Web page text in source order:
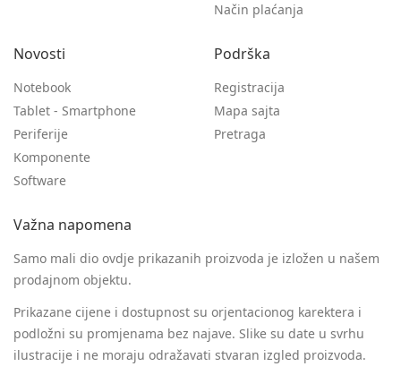
Način plaćanja
Novosti
Notebook
Tablet - Smartphone
Periferije
Komponente
Software
Podrška
Registracija
Mapa sajta
Pretraga
Važna napomena
Samo mali dio ovdje prikazanih proizvoda je izložen u našem
prodajnom objektu.
Prikazane cijene i dostupnost su orjentacionog karektera i
podložni su promjenama bez najave. Slike su date u svrhu
ilustracije i ne moraju odražavati stvaran izgled proizvoda.